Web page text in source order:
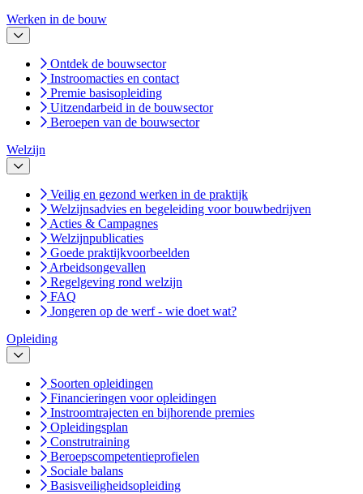
Werken in de bouw
Ontdek de bouwsector
Instroomacties en contact
Premie basisopleiding
Uitzendarbeid in de bouwsector
Beroepen van de bouwsector
Welzijn
Veilig en gezond werken in de praktijk
Welzijnsadvies en begeleiding voor bouwbedrijven
Acties & Campagnes
Welzijnpublicaties
Goede praktijkvoorbeelden
Arbeidsongevallen
Regelgeving rond welzijn
FAQ
Jongeren op de werf - wie doet wat?
Opleiding
Soorten opleidingen
Financieringen voor opleidingen
Instroomtrajecten en bijhorende premies
Opleidingsplan
Construtraining
Beroepscompetentieprofielen
Sociale balans
Basisveiligheidsopleiding